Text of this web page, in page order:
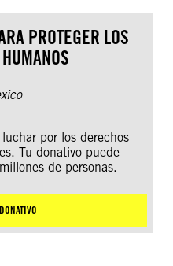
PROTEGER LOS
por los derechos
Tu donativo puede
de personas.